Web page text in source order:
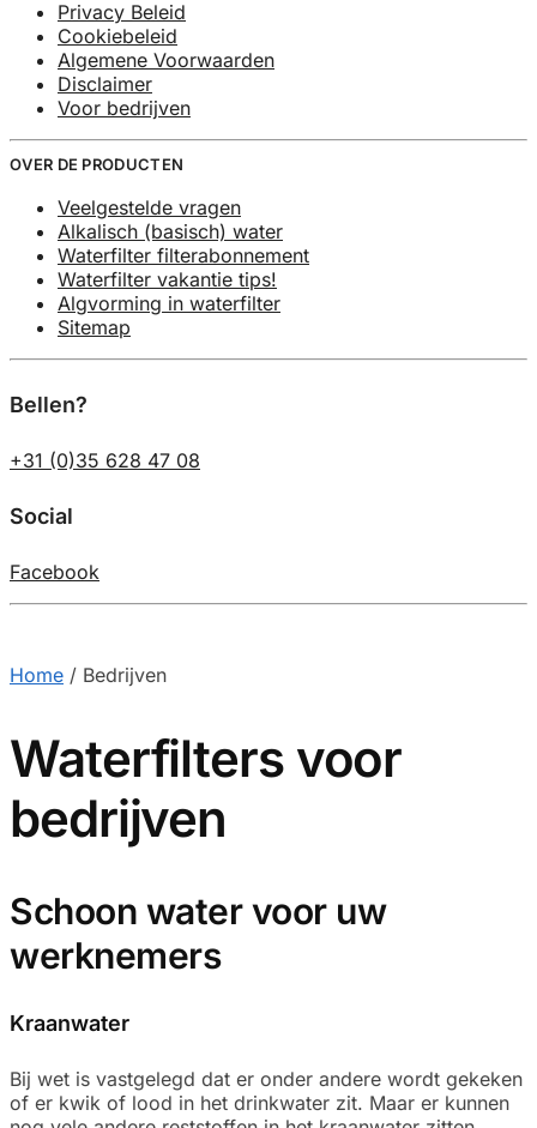
Privacy Beleid
Cookiebeleid
Algemene Voorwaarden
Disclaimer
Voor bedrijven
OVER DE PRODUCTEN
Veelgestelde vragen
Alkalisch (basisch) water
Waterfilter filterabonnement
Waterfilter vakantie tips!
Algvorming in waterfilter
Sitemap
Bellen?
+31 (0)35 628 47 08
Social
Facebook
Home / Bedrijven
Waterfilters voor
bedrijven
Schoon water voor uw
werknemers
Kraanwater
Bij wet is vastgelegd dat er onder andere wordt gekeken
of er kwik of lood in het drinkwater zit. Maar er kunnen